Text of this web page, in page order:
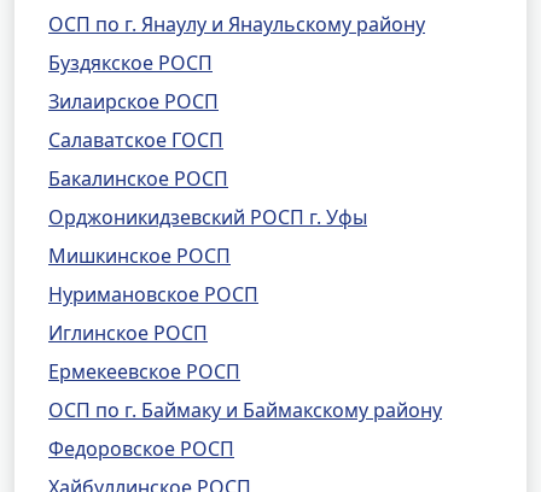
ОСП по г. Янаулу и Янаульскому району
Буздякское РОСП
Зилаирское РОСП
Салаватское ГОСП
Бакалинское РОСП
Орджоникидзевский РОСП г. Уфы
Мишкинское РОСП
Нуримановское РОСП
Иглинское РОСП
Ермекеевское РОСП
ОСП по г. Баймаку и Баймакскому району
Федоровское РОСП